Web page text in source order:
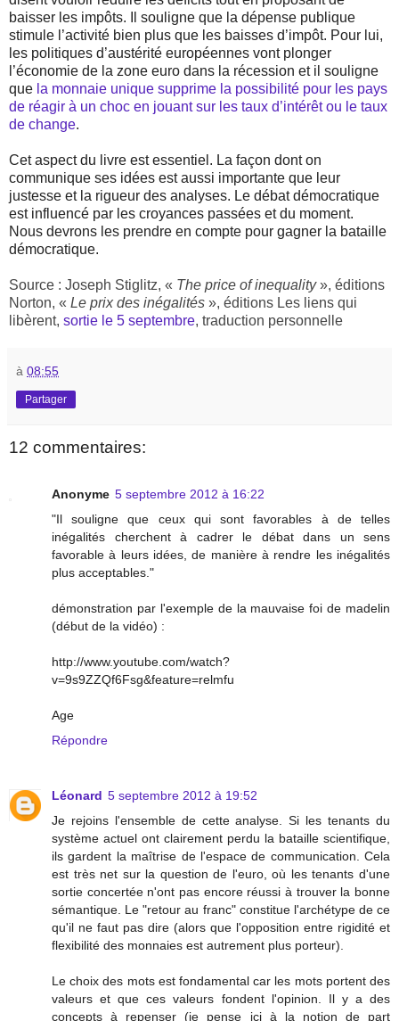
baisser les impôts. Il souligne que la dépense publique
stimule l’activité bien plus que les baisses d’impôt. Pour lui,
les politiques d’austérité européennes vont plonger
l’économie de la zone euro dans la récession et il souligne
que la monnaie unique supprime la possibilité pour les pays
de réagir à un choc en jouant sur les taux d’intérêt ou le taux
de change.
Cet aspect du livre est essentiel. La façon dont on
communique ses idées est aussi importante que leur
justesse et la rigueur des analyses. Le débat démocratique
est influencé par les croyances passées et du moment.
Nous devrons les prendre en compte pour gagner la bataille
démocratique.
Source : Joseph Stiglitz, « The price of inequality», éditions
Norton, « Le prix des inégalités », éditions Les liens qui
libèrent, sortie le 5 septembre, traduction personnelle
à 08:55
Partager
12 commentaires:
Anonyme 5 septembre 2012 à 16:22
"Il souligne que ceux qui sont favorables à de telles
inégalités cherchent à cadrer le débat dans un sens
favorable à leurs idées, de manière à rendre les inégalités
plus acceptables."
démonstration par l'exemple de la mauvaise foi de madelin
(début de la vidéo) :
http://www.youtube.com/watch?
v=9s9ZZQf6Fsg&feature=relmfu
Age
Répondre
Léonard 5 septembre 2012 à 19:52
Je rejoins l'ensemble de cette analyse. Si les tenants du
système actuel ont clairement perdu la bataille scientifique,
ils gardent la maîtrise de l'espace de communication. Cela
est très net sur la question de l'euro, où les tenants d'une
sortie concertée n'ont pas encore réussi à trouver la bonne
sémantique. Le "retour au franc" constitue l'archétype de ce
qu'il ne faut pas dire (alors que l'opposition entre rigidité et
flexibilité des monnaies est autrement plus porteur).
Le choix des mots est fondamental car les mots portent des
valeurs et que ces valeurs fondent l'opinion. Il y a des
concepts à repenser (je pense ici à la notion de part